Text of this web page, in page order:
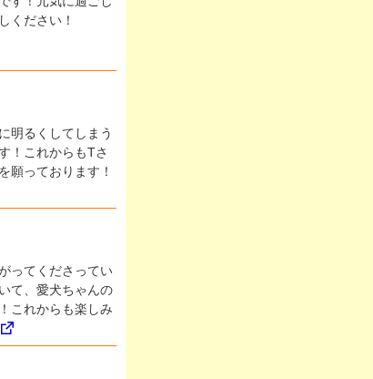
ください！
明るくしてしまう
！これからもTさ
願っております！
ってくださってい
て、愛犬ちゃんの
これからも楽しみ